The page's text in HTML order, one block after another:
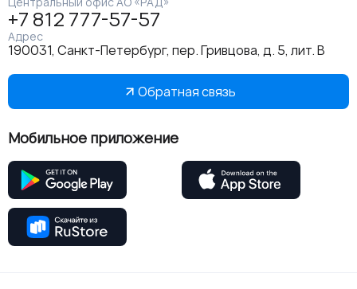
+7 812 777-57-57
Адрес
190031, Санкт-Петербург, пер. Гривцова, д. 5, лит. В
Обратная связь
Мобильное приложение